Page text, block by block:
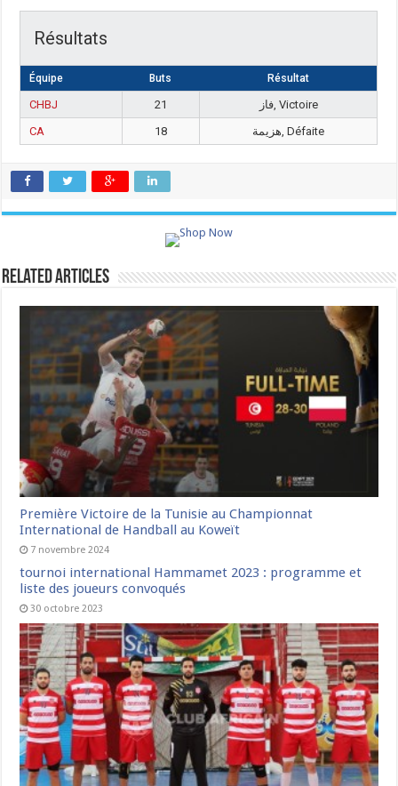
Résultats
Équipe Buts Résultat
CHBJ 21
فاز, Victoire
CA
18 هزيمة, Défaite
Related Articles
Première Victoire de la Tunisie au Championnat
International de Handball au Koweït
7 novembre 2024
tournoi international Hammamet 2023 : programme et
liste des joueurs convoqués
30 octobre 2023